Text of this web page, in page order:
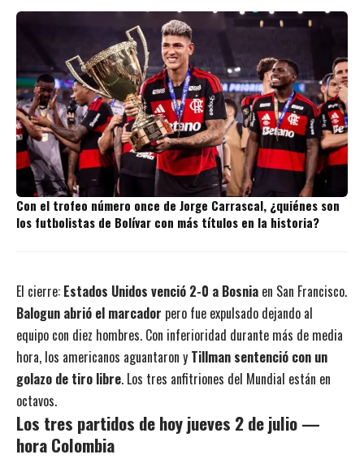
Con el trofeo número once de Jorge Carrascal, ¿quiénes son
los futbolistas de Bolívar con más títulos en la historia?
El cierre: Estados Unidos venció 2-0 a Bosnia en San Francisco.
Balogun abrió el marcador pero fue expulsado dejando al
equipo con diez hombres. Con inferioridad durante más de media
hora, los americanos aguantaron y Tillman sentenció con un
golazo de tiro libre. Los tres anfitriones del Mundial están en
octavos.
Los tres partidos de hoy jueves 2 de julio —
hora Colombia